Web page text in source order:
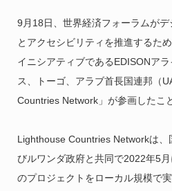
9月18日、世界経済フォーラムが
とアクセシビリティを推進するた
イニシアティブであるEDISONア
ス、トーゴ、アラブ首長国連邦（
Countries Network」が参画したこ
Lighthouse Countries Networkは、
びルワンダ政府と共同で2022年5
のプロジェクトをローカル規模で